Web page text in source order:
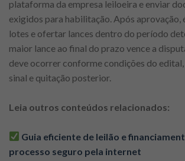
plataforma da empresa leiloeira e enviar
exigidos para habilitação. Após aprovação,
lotes e ofertar lances dentro do período
maior lance ao final do prazo vence a
deve ocorrer conforme condições do
sinal e quitação posterior.
Leia outros conteúdos relacionados:
Guia eficiente de leilão e
processo seguro pela internet